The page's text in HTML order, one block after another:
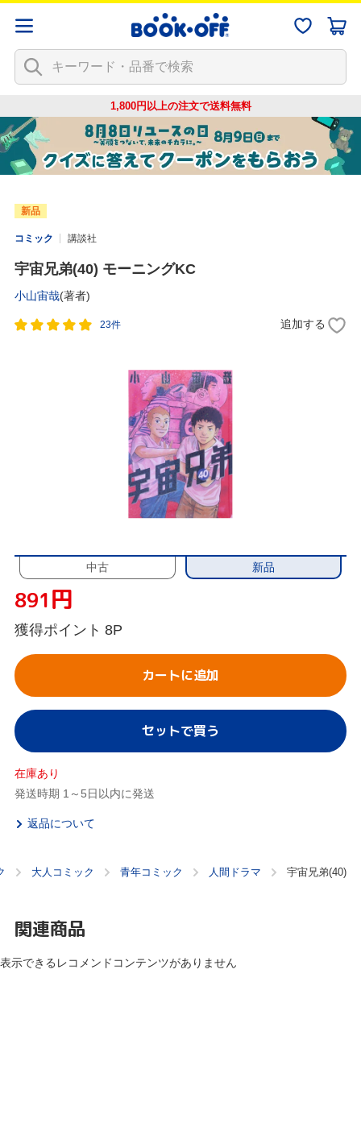
1,800円以上の注文で送料無料
新品
コミック 講談社
宇宙兄弟(40) モーニングKC
小山宙哉(著者)
23件 追加する
中古 新品
891円
獲得ポイント 8P
カートに追加
セットで買う
在庫あり
発送時期 1～5日以内に発送
返品について
大人コミック 青年コミック 人間ドラマ 宇宙兄弟(40)
関連商品
表示できるレコメンドコンテンツがありません